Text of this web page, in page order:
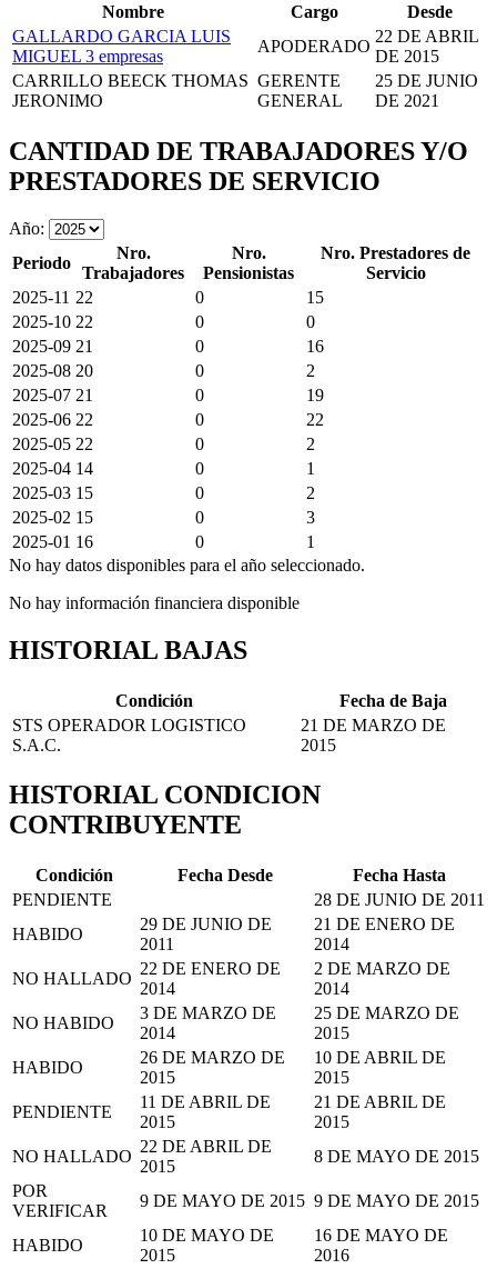
Nombre Cargo
Desde
GALLARDO GARCIA LUIS
MIGUEL 3 empresas
APODERADO
22 DE ABRIL
DE 2015
CARRILLO BEECK THOMAS
JERONIMO
GERENTE
GENERAL
25 DE JUNIO
DE 2021
CANTIDAD DE TRABAJADORES Y/O
PRESTADORES DE SERVICIO
Año:
Periodo
Nro.
Trabajadores
Nro.
Pensionistas
Nro. Prestadores de
Servicio
2025-11 22 0
15
2025-10 22 0
0
2025-09 21 0
16
2025-08 20 0
2
2025-07 21 0
19
2025-06 22 0
22
2025-05 22 0
2
2025-04 14 0
1
2025-03 15 0
2
2025-02 15 0
3
2025-01 16 0
1
No hay datos disponibles para el año seleccionado.
No hay información financiera disponible
HISTORIAL BAJAS
Condición
Fecha de Baja
STS OPERADOR LOGISTICO
S.A.C.
21 DE MARZO DE
2015
HISTORIAL CONDICION
CONTRIBUYENTE
Condición Fecha Desde
Fecha Hasta
PENDIENTE
28 DE JUNIO DE 2011
HABIDO
29 DE JUNIO DE
2011
21 DE ENERO DE
2014
NO HALLADO
22 DE ENERO DE
2014
2 DE MARZO DE
2014
NO HABIDO
3 DE MARZO DE
2014
25 DE MARZO DE
2015
HABIDO
26 DE MARZO DE
2015
10 DE ABRIL DE
2015
PENDIENTE
11 DE ABRIL DE
2015
21 DE ABRIL DE
2015
NO HALLADO
22 DE ABRIL DE
2015
8 DE MAYO DE 2015
POR
VERIFICAR
9 DE MAYO DE 2015 9 DE MAYO DE 2015
HABIDO
10 DE MAYO DE
2015
16 DE MAYO DE
2016